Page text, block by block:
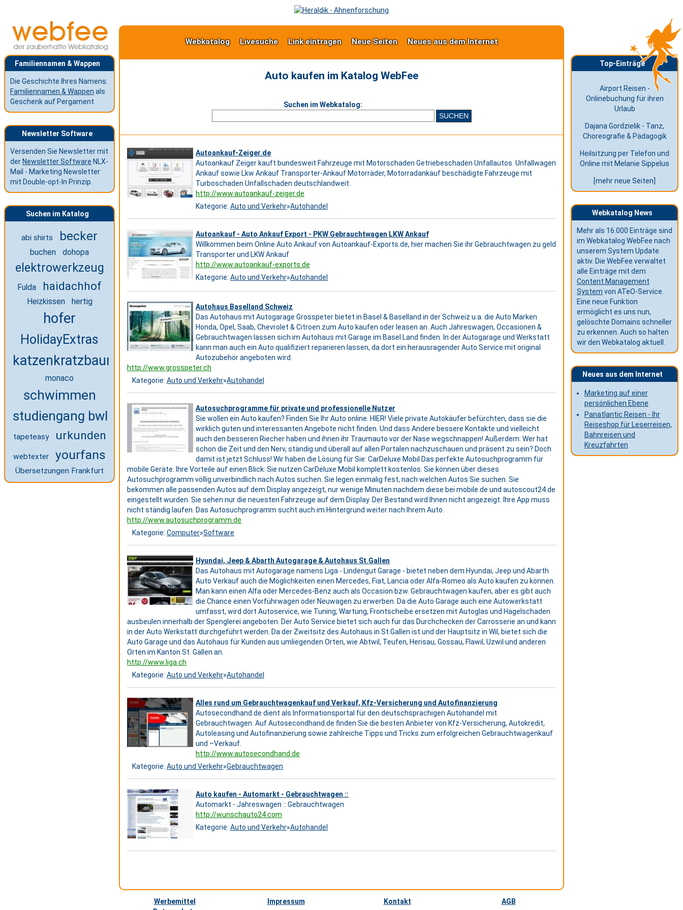
Familiennamen & Wappen
Die Geschichte Ihres Namens:
Familiennamen & Wappen als
Geschenk auf Pergament
Newsletter Software
Versenden Sie Newsletter mit
der Newsletter Software NLX-
Mail - Marketing Newsletter
mit Double-opt-In Prinzip.
Suchen im Katalog
abi shirts becker
buchen dohopa
elektrowerkzeug
Fulda haidachhof
Heizkissen hertig
hofer
HolidayExtras
katzenkratzbaum
monaco
schwimmen
studiengang bwl
tapeteasy urkunden
webtexter yourfans
Übersetzungen Frankfurt
Webkatalog Livesuche Link eintragen Neue Seiten Neues aus dem Internet
Auto kaufen im Katalog WebFee
Suchen im Webkatalog:
Autoankauf-Zeiger.de
Autoankauf Zeiger kauft bundesweit Fahrzeuge mit Motorschaden Getriebeschaden Unfallautos. Unfallwagen
Ankauf sowie Lkw Ankauf Transporter-Ankauf Motorräder, Motorradankauf beschädigte Fahrzeuge mit
Turboschaden Unfallschaden deutschlandweit.
http://www.autoankauf-zeiger.de
Kategorie: Auto und Verkehr»Autohandel
Autoankauf - Auto Ankauf Export - PKW Gebrauchtwagen LKW Ankauf
Willkommen beim Online Auto Ankauf von Autoankauf-Exports.de, hier machen Sie ihr Gebrauchtwagen zu geld
Transporter und LKW Ankauf
http://www.autoankauf-exports.de
Kategorie: Auto und Verkehr»Autohandel
Autohaus Baselland Schweiz
Das Autohaus mit Autogarage Grosspeter bietet in Basel & Baselland in der Schweiz u.a. die Auto Marken
Honda, Opel, Saab, Chevrolet & Citroen zum Auto kaufen oder leasen an. Auch Jahreswagen, Occasionen &
Gebrauchtwagen lassen sich im Autohaus mit Garage im Basel Land finden. In der Autogarage und Werkstatt
kann man auch ein Auto qualifiziert reparieren lassen, da dort ein herausragender Auto Service mit original
Autozubehör angeboten wird.
http://www.grosspeter.ch
Kategorie: Auto und Verkehr»Autohandel
Autosuchprogramme für private und professionelle Nutzer
Sie wollen ein Auto kaufen? Finden Sie Ihr Auto online. HIER! Viele private Autokäufer befürchten, dass sie die
wirklich guten und interessanten Angebote nicht finden. Und dass Andere bessere Kontakte und vielleicht
auch den besseren Riecher haben und ihnen ihr Traumauto vor der Nase wegschnappen! Außerdem: Wer hat
schon die Zeit und den Nerv, ständig und überall auf allen Portalen nachzuschauen und präsent zu sein? Doch
damit ist jetzt Schluss! Wir haben die Lösung für Sie: CarDeluxe Mobil Das perfekte Autosuchprogramm für
mobile Geräte. Ihre Vorteile auf einen Blick: Sie nutzen CarDeluxe Mobil komplett kostenlos. Sie können über dieses
Autosuchprogramm völlig unverbindlich nach Autos suchen. Sie legen einmalig fest, nach welchen Autos Sie suchen. Sie
bekommen alle passenden Autos auf dem Display angezeigt, nur wenige Minuten nachdem diese bei mobile.de und autoscout24.de
eingestellt wurden. Sie sehen nur die neuesten Fahrzeuge auf dem Display. Der Bestand wird Ihnen nicht angezeigt. Ihre App muss
nicht ständig laufen. Das Autosuchprogramm sucht auch im Hintergrund weiter nach Ihrem Auto.
http://www.autosuchprogramm.de
Kategorie: Computer»Software
Hyundai, Jeep & Abarth Autogarage & Autohaus St.Gallen
Das Autohaus mit Autogarage namens Liga - Lindengut Garage - bietet neben dem Hyundai, Jeep und Abarth
Auto Verkauf auch die Möglichkeiten einen Mercedes, Fiat, Lancia oder Alfa-Romeo als Auto kaufen zu können.
Man kann einen Alfa oder Mercedes-Benz auch als Occasion bzw. Gebrauchtwagen kaufen, aber es gibt auch
die Chance einen Vorführwagen oder Neuwagen zu erwerben. Da die Auto Garage auch eine Autowerkstatt
umfasst, wird dort Autoservice, wie Tuning, Wartung, Frontscheibe ersetzen mit Autoglas und Hagelschaden
ausbeulen innerhalb der Spenglerei angeboten. Der Auto Service bietet sich auch für das Durchchecken der Carrosserie an und kann
in der Auto Werkstatt durchgeführt werden. Da der Zweitsitz des Autohaus in St.Gallen ist und der Hauptsitz in Wil, bietet sich die
Auto Garage und das Autohaus für Kunden aus umliegenden Orten, wie Abtwil, Teufen, Herisau, Gossau, Flawil, Uzwil und anderen
Orten im Kanton St. Gallen an.
http://www.liga.ch
Kategorie: Auto und Verkehr»Autohandel
Alles rund um Gebrauchtwagenkauf und Verkauf, Kfz-Versicherung und Autofinanzierung
Autosecondhand.de dient als Informationsportal für den deutschsprachigen Autohandel mit
Gebrauchtwagen. Auf Autosecondhand.de finden Sie die besten Anbieter von Kfz-Versicherung, Autokredit,
Autoleasing und Autofinanzierung sowie zahlreiche Tipps und Tricks zum erfolgreichen Gebrauchtwagenkauf
und –Verkauf.
http://www.autosecondhand.de
Kategorie: Auto und Verkehr»Gebrauchtwagen
Auto kaufen - Automarkt - Gebrauchtwagen ::
Automarkt - Jahreswagen :: Gebrauchtwagen
http://wunschauto24.com
Kategorie: Auto und Verkehr»Autohandel
Werbemittel Impressum Kontakt
AGB
Top-Einträge
Airport.Reisen -
Onlinebuchung für ihren
Urlaub
Dajana Gordzielik - Tanz,
Choreografie & Pädagogik
Heilsitzung per Telefon und
Online mit Melanie Sippelus
[mehr neue Seiten]
Webkatalog News
Mehr als 16.000 Einträge sind
im Webkatalog WebFee nach
unserem System Update
aktiv. Die WebFee verwaltet
alle Einträge mit dem
Content Management
System von ATeO-Service.
Eine neue Funktion
ermöglicht es uns nun,
gelöschte Domains schneller
zu erkennen. Auch so halten
wir den Webkatalog aktuell.
Neues aus dem Internet
Marketing auf einer
persönlichen Ebene
Panatlantic Reisen - Ihr
Reiseshop für Leserreisen,
Bahnreisen und
Kreuzfahrten